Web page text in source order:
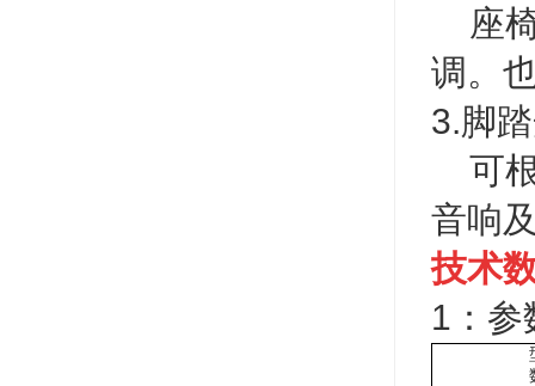
座椅
调。
3.脚
可根
音响
技术
1：参